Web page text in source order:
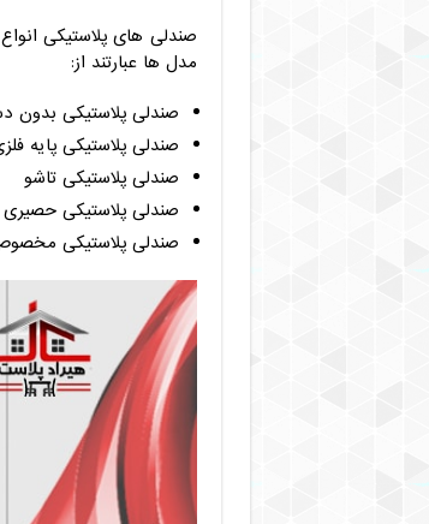
صندلی های پلاستیکی
مدل ها عبارتند از:
صندلی پلاستیکی بدون
صندلی پلاستیکی پایه
صندلی پلاستیکی تاشو
صندلی پلاستیکی حصیری
صندلی پلاستیکی